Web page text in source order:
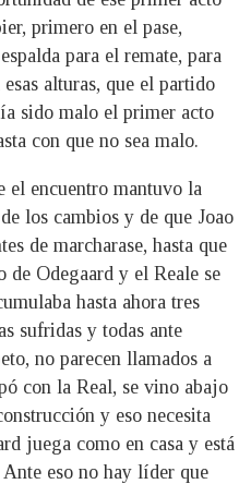
primero en el pase,
para el remate, para
alturas, que el partido
sido malo el primer acto
con que no sea malo.
el encuentro mantuvo la
los cambios y de que Joao
de marcharase, hasta que
de Odegaard y el Reale se
hasta ahora tres
sufridas y todas ante
no parecen llamados a
con la Real, se vino abajo
y eso necesita
juega como en casa y está
eso no hay líder que